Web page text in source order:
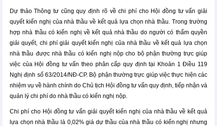
Dự thảo Thông tư cũng quy định rõ về chi phí cho Hội đồng tư vấn giải
quyết kiến nghị của nhà thầu về kết quả lựa chọn nhà thầu. Trong trường
hợp nhà thầu có kiến nghị về kết quả nhà thầu do người có thẩm quyền
giải quyết, chi phí giải quyết kiến nghị của nhà thầu về kết quả lựa chọn
nhà thầu được nhà thầu có kiến nghị nộp cho bộ phận thường trực giúp
việc của Hội đồng tư vấn theo phân cấp quy định tại Khoản 1 Điều 119
Nghị định số 63/2014/NĐ-CP. Bộ phận thường trực giúp việc thực hiện các
nhiệm vụ về hành chính do Chủ tịch Hội đồng tư vấn quy định, tiếp nhận và
quản lý chi phí do nhà thầu có kiến nghị nộp.
Chi phí cho Hội đồng tư vấn giải quyết kiến nghị của nhà thầu về kết quả
lựa chọn nhà thầu là 0,02% giá dự thầu của nhà thầu có kiến nghị nhưng